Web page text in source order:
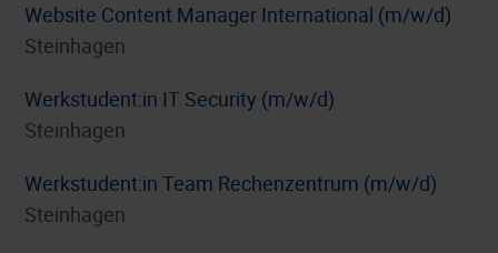
Website Content Manager International (m/w/d)
Steinhagen
Werkstudent:in IT Security (m/w/d)
Steinhagen
Werkstudent:in Team Rechenzentrum (m/w/d)
Steinhagen